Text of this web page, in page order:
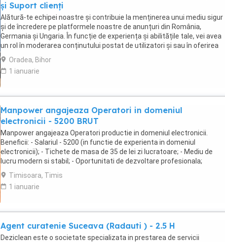
și Suport clienți
Alătură-te echipei noastre și contribuie la menținerea unui mediu sigur
și de încredere pe platformele noastre de anunțuri din România,
Germania și Ungaria. În funcție de experiența și abilitățile tale, vei avea
un rol în moderarea conținutului postat de utilizatori și sau în oferirea
de suport clienților ...
Oradea, Bihor
1 ianuarie
Manpower angajeaza Operatori in domeniul
electronicii - 5200 BRUT
Manpower angajeaza Operatori productie in domeniul electronicii.
Beneficii: - Salariul - 5200 (in functie de experienta in domeniul
electronicii); - Tichete de masa de 35 de lei zi lucratoare; - Mediu de
lucru modern si stabil; - Oportunitati de dezvoltare profesionala;
Transportul este asigurat ...
Timisoara, Timis
1 ianuarie
Agent curatenie Suceava (Radauti ) - 2.5 H
Deziclean este o societate specializata in prestarea de servicii